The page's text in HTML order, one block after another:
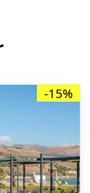
-15%